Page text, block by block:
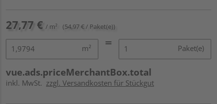
27,77 € / m² (54,97 € / Paket(e))
m² Paket(e)
vue.ads.priceMerchantBox.total
inkl. MwSt. zzgl. Versandkosten für Stückgut